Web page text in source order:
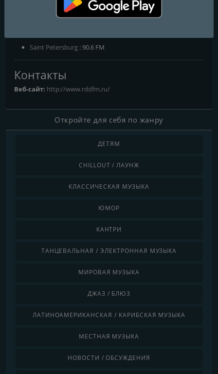
Ксения Грин Оля Морозова Максим Романов Варвара
Пивоварова Сергей В. Ольга Мещерская Антон Литвинов
Saint Petersburg : 90.6 FM
Контакты
Веб-сайт: http://www.rddfm.ru/
Откройте для себя по жанру
ДЕТЯМ
CHILLOUT / ЛАУНЖ
КЛАССИЧЕСКАЯ МУЗЫКА
ЮМОР
КАНТРИ
ТАНЦЕВАЛЬНАЯ / ЭЛЕКТРОННАЯ МУЗЫКА
МИРОВАЯ МУЗЫКА
ДЖАЗ / БЛЮЗ
ЛАТИНОАМЕРИКАНСКАЯ / КАРИБСКАЯ МУЗЫКА
МЕСТНАЯ МУЗЫКА
НОВОСТИ / ОБСУЖДЕНИЯ